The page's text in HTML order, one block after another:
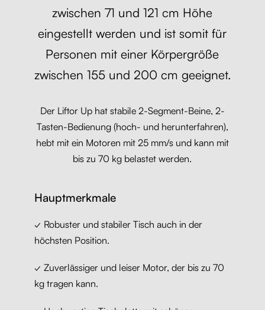
zwischen 71 und 121 cm Höhe
eingestellt werden und ist somit für
Personen mit einer Körpergröße
zwischen 155 und 200 cm geeignet.
Der Liftor Up hat stabile 2-Segment-Beine, 2-
Tasten-Bedienung (hoch- und herunterfahren),
hebt mit ein Motoren mit 25 mm/s und kann mit
bis zu 70 kg belastet werden.
Hauptmerkmale
✓ Robuster und stabiler Tisch auch in der
höchsten Position.
✓ Zuverlässiger und leiser Motor, der bis zu 70
kg tragen kann.